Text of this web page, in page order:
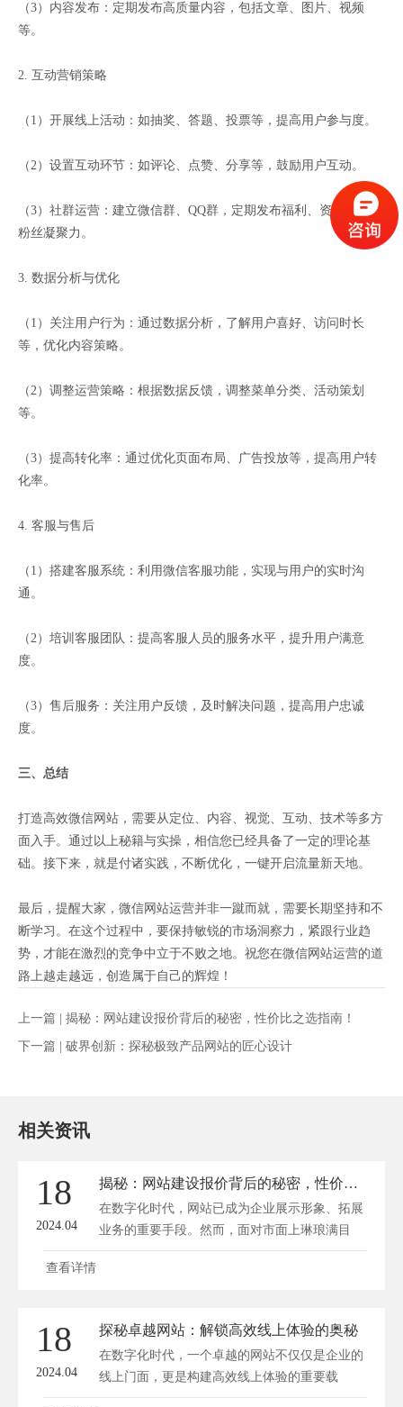
（3）内容发布：定期发布高质量内容，包括文章、图片、视频
等。
2. 互动营销策略
（1）开展线上活动：如抽奖、答题、投票等，提高用户参与度。
（2）设置互动环节：如评论、点赞、分享等，鼓励用户互动。
（3）社群运营：建立微信群、QQ群，定期发布福利、资讯，增强
粉丝凝聚力。
3. 数据分析与优化
（1）关注用户行为：通过数据分析，了解用户喜好、访问时长
等，优化内容策略。
（2）调整运营策略：根据数据反馈，调整菜单分类、活动策划
等。
（3）提高转化率：通过优化页面布局、广告投放等，提高用户转
化率。
4. 客服与售后
（1）搭建客服系统：利用微信客服功能，实现与用户的实时沟
通。
（2）培训客服团队：提高客服人员的服务水平，提升用户满意
度。
（3）售后服务：关注用户反馈，及时解决问题，提高用户忠诚
度。
三、总结
打造高效微信网站，需要从定位、内容、视觉、互动、技术等多方
面入手。通过以上秘籍与实操，相信您已经具备了一定的理论基
础。接下来，就是付诸实践，不断优化，一键开启流量新天地。
最后，提醒大家，微信网站运营并非一蹴而就，需要长期坚持和不
断学习。在这个过程中，要保持敏锐的市场洞察力，紧跟行业趋
势，才能在激烈的竞争中立于不败之地。祝您在微信网站运营的道
路上越走越远，创造属于自己的辉煌！
上一篇 | 揭秘：网站建设报价背后的秘密，性价比之选指南！
下一篇 | 破界创新：探秘极致产品网站的匠心设计
相关资讯
18
2024.04
揭秘：网站建设报价背后的秘密，性价比之选指南！
在数字化时代，网站已成为企业展示形象、拓展
业务的重要手段。然而，面对市面上琳琅满目
的...
查看详情
18
2024.04
探秘卓越网站：解锁高效线上体验的奥秘
在数字化时代，一个卓越的网站不仅仅是企业的
线上门面，更是构建高效线上体验的重要载
体。...